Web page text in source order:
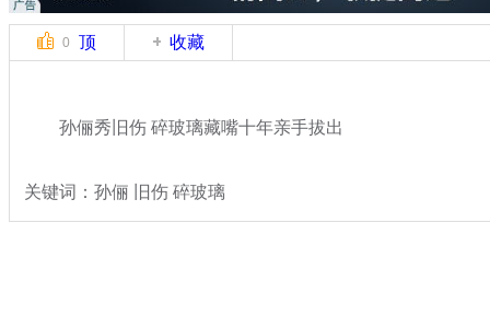
0 顶 收藏
孙俪秀旧伤 碎玻璃藏嘴十年亲手拔出
关键词：孙俪 旧伤 碎玻璃